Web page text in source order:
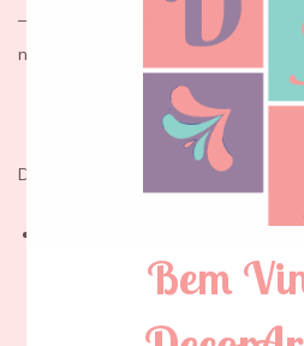
–
: Todo processo
nossa loja em Sesimbra.
Dimensões: